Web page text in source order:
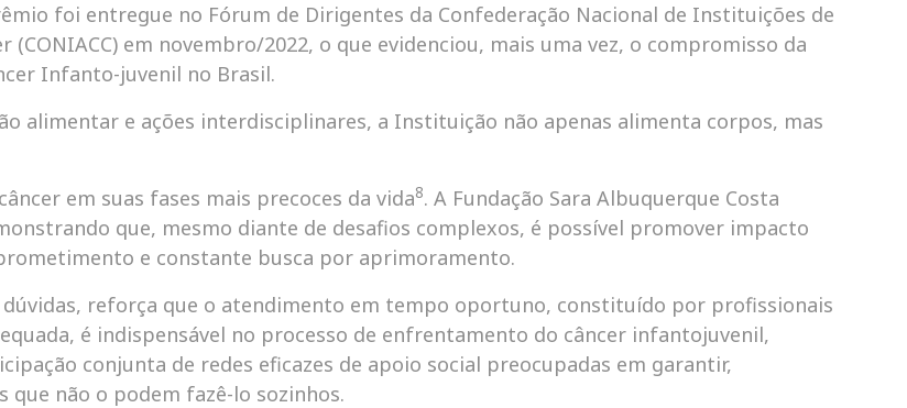
foi entregue no Fórum de Dirigentes da Confederação Nacional de Instituições de
(CONIACC) em novembro/2022, o que evidenciou, mais uma vez, o compromisso da
Infanto-juvenil no Brasil.
alimentar e ações interdisciplinares, a Instituição não apenas alimenta corpos, mas
em suas fases mais precoces da vida8. A Fundação Sara Albuquerque Costa
que, mesmo diante de desafios complexos, é possível promover impacto
e constante busca por aprimoramento.
reforça que o atendimento em tempo oportuno, constituído por profissionais
é indispensável no processo de enfrentamento do câncer infantojuvenil,
conjunta de redes eficazes de apoio social preocupadas em garantir,
que não o podem fazê-lo sozinhos.